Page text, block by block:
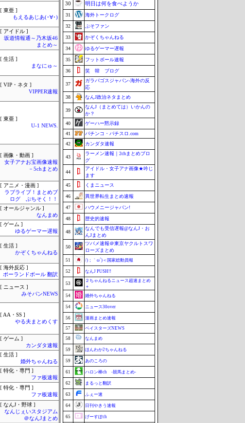
[ 東亜 ]
もえるあじあ(･∀･)
[ アイドル ]
坂道情報通～乃木坂46
まとめ～
[ 生活 ]
まなにゅ～
[ VIP・ネタ ]
VIPPER速報
[ 東亜 ]
U-1 NEWS.
[ 画像・動画 ]
女子アナお宝画像速報
－5chまとめ
[ アニメ・漫画 ]
ラブライブ！まとめブ
ログ ぷちそく！！
[ オールジャンル ]
なんまめ
[ ゲーム ]
ゆるゲーマー遅報
[ 生活 ]
かぞくちゃんねる
[ 海外反応 ]
ポーランドボール 翻訳
[ ニュース ]
みそパンNEWS
[ AA・SS ]
やる夫まとめくす
[ ゲーム ]
カンダタ速報
[ 生活 ]
婚外ちゃんねる
[ 特化・専門 ]
ファ板速報
[ 特化・専門 ]
ファ板速報
[ なんJ・野球 ]
なんじぇいスタジアム
＠なんJまとめ
30
明日は何を食べようか
31 海外トークログ
32 ぷそファン
33 かぞくちゃんねる
34 ゆるゲーマー遅報
35 フットボール速報
36 笑 韓 ブログ
37
ガラパゴスジャパン-海外の反
応
38
なんJ政治ネタまとめ
39
なんJ（まとめては）いかんの
か？
40
ゲーハー黙示録
41
パチンコ・パチスロ.com
42
カンダタ速報
43
ラーメン速報｜2chまとめブロ
グ
44
アイドル・女子アナ画像★吟じ
ます
45
くまニュース
46 異世界転生まとめ速報
47 ハウメニージャパン!
48 歴史的速報
48
なんでも受信遅報@なんJ・お
んJまとめ
50
ツバメ速報＠東京ヤクルトスワ
ローズまとめ
51 /)；｀ω´)＜国家総動員報
52 なんJ PUSH!!
53
２ちゃんねるニュース超速まとめ
＋
54
婚外ちゃんねる
54 ニュース30over
56 漫画まとめ速報
57 ベイスターズNEWS
58 なんまめ
59 ほんわか2ちゃんねる
59 あのころの
61 ハロン棒ch -競馬まとめ-
62 まるっと翻訳
63 ふぇー速
64 日刊やきう速報
65 げーすぽch